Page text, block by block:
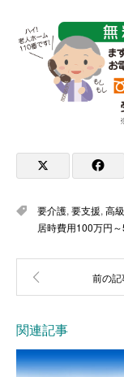
要介護, 要支援, 高
居時費用100万円
関連記事